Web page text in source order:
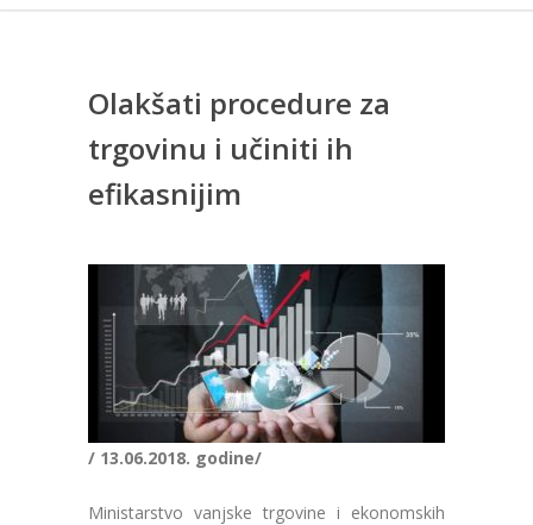
Olakšati procedure za
trgovinu i učiniti ih
efikasnijim
/ 13.06.2018. godine/
Ministarstvo vanjske trgovine i ekonomskih